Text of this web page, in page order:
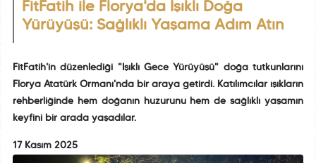
FitFatih ile Florya'da Işıklı Doğa
Yürüyüşü: Sağlıklı Yaşama Adım Atın
FitFatih'in düzenlediği "Işıklı Gece Yürüyüşü" doğa tutkunlarını
Florya Atatürk Ormanı'nda bir araya getirdi. Katılımcılar ışıkların
rehberliğinde hem doğanın huzurunu hem de sağlıklı yaşamın
keyfini bir arada yaşadılar.
17 Kasım 2025